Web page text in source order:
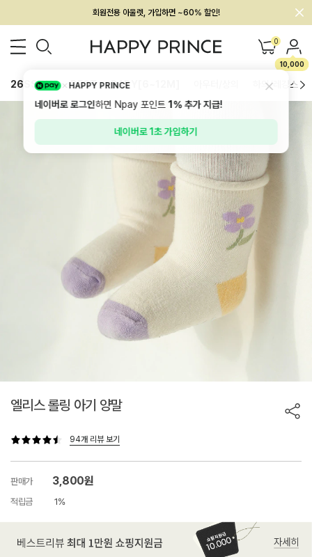
회원전용 아울렛, 가입하면 ~60% 할인!
멤버십 최대 28,000원 혜택 0
10,000
26SS 신상 BEST BABY[6~12M] 하의/레깅스
엘리스 롤링 아기 양말
94개 리뷰 보기
판매가 3,800원
적립금 1%
HAPPY PRINCE
네이버로 로그인하면 Npay 포인트1%추가 지급!
네이버로 1초 가입하기